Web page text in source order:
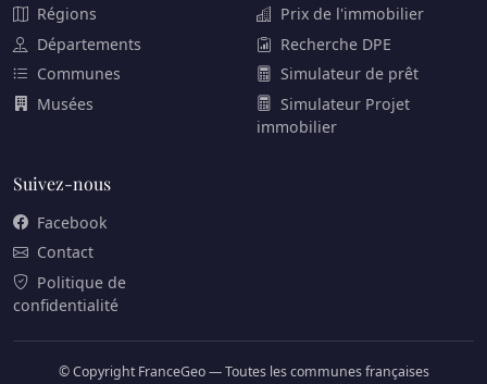
Régions
Départements
Communes
Musées
Prix de l'immobilier
Recherche DPE
Simulateur de prêt
Simulateur Projet
immobilier
Suivez-nous
Facebook
Contact
Politique de
confidentialité
© Copyright FranceGeo — Toutes les communes françaises